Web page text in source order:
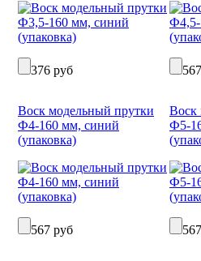
376 руб
Воск модельный прутки
Ф4-160 мм, синий
(упаковка)
567 руб
Воск
Ф5-